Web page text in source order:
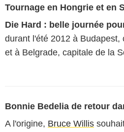
Tournage en Hongrie et en
Die Hard : belle journée
durant l'été 2012 à Budapest,
et à Belgrade, capitale de la
Bonnie Bedelia de retour
A l'origine, Bruce Willis